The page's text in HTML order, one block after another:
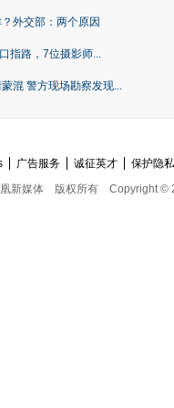
外交部：两个原因
指路，7位摄影师...
混 警方现场勘察发现...
广告服务 诚征英才
保护隐
新媒体
版权所有 Copyright ©